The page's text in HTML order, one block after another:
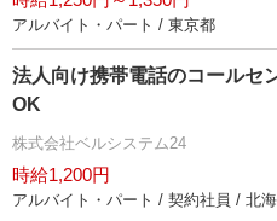
アルバイト・パート / 東京都
法人向け携帯電話のコールセ
OK
株式会社ベルシステム24
時給1,200円
アルバイト・パート / 契約社員 / 北